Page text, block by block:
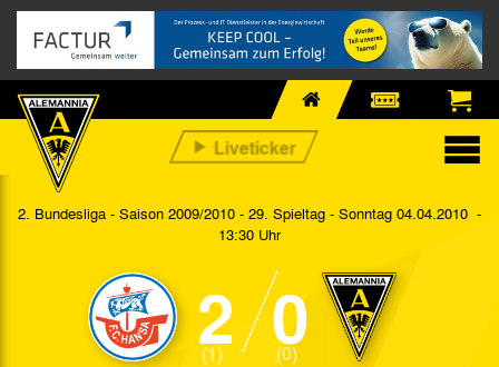
2. Bundesliga - Saison 2009/2010 - 29. Spieltag - Sonntag 04.04.2010 -
13:30 Uhr
2
(1) 0
(0)